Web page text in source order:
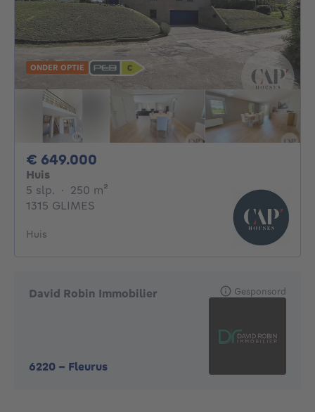
ONDER OPTIE
€ 649.000
Huis
5 slp. 5 slaapkamers
· 250 m²
1315 GLIMES
Huis
David Robin Immobilier
6220 - Fleurus
Gesponsord